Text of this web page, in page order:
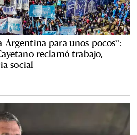
Argentina para unos pocos”:
reclamó trabajo,
social